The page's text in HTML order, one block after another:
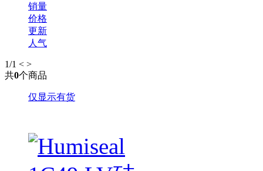
销量
价格
更新
人气
1/1 < >
共0个商品
仅显示有货